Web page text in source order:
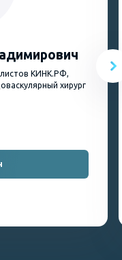
КИНК.РФ,
хирург